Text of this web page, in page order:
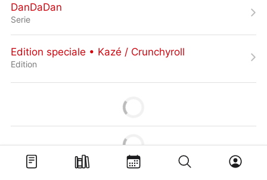
DanDaDan
Serie
Edition speciale • Kazé / Crunchyroll
Edition